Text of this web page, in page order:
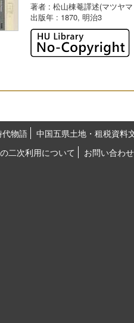
著者 : 松山棟菴譯述(マツヤ
出版年 : 1870, 明治3
物語
中国五県土地・租税資料
二次利用について
お問い合わせ